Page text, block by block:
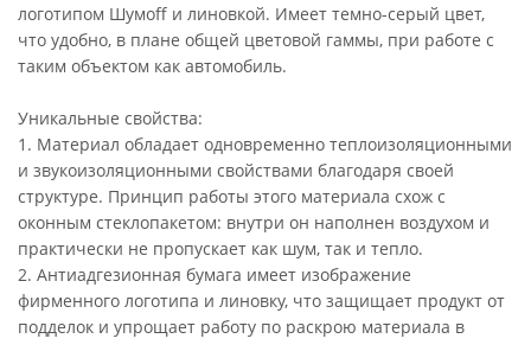
логотипом Шумoff и линовкой. Имеет темно-серый цвет,
что удобно, в плане общей цветовой гаммы, при работе с
таким объектом как автомобиль.
Уникальные свойства:
1. Материал обладает одновременно теплоизоляционными
и звукоизоляционными свойствами благодаря своей
структуре. Принцип работы этого материала схож с
оконным стеклопакетом: внутри он наполнен воздухом и
практически не пропускает как шум, так и тепло.
2. Антиадгезионная бумага имеет изображение
фирменного логотипа и линовку, что защищает продукт от
подделок и упрощает работу по раскрою материала в